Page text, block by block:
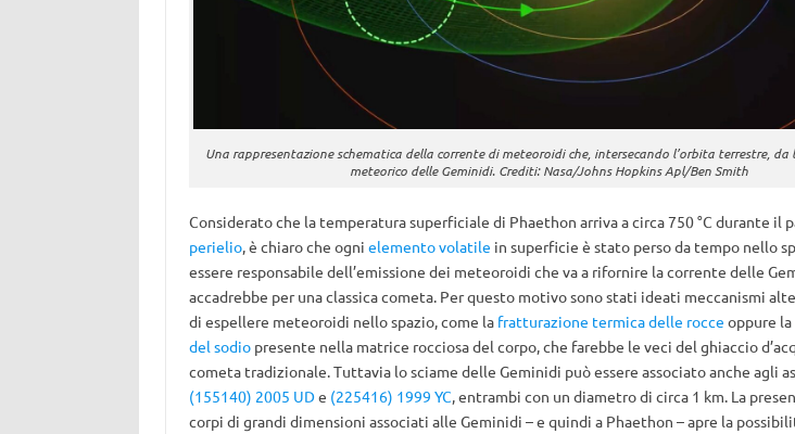
Una rappresentazione schematica della corrente di meteoroidi che, intersecando l’orbita terrestre, da
meteorico delle Geminidi. Crediti: Nasa/Johns Hopkins Apl/Ben Smith
Considerato che la temperatura superficiale di Phaethon arriva a circa 750 °C durante il
perielio, è chiaro che ogni elemento volatile in superficie è stato perso da tempo nello
essere responsabile dell’emissione dei meteoroidi che va a rifornire la corrente delle
accadrebbe per una classica cometa. Per questo motivo sono stati ideati meccanismi
di espellere meteoroidi nello spazio, come la fratturazione termica delle rocce oppure la
del sodiopresente nella matrice rocciosa del corpo, che farebbe le veci del ghiaccio
cometa tradizionale. Tuttavia lo sciame delle Geminidi può essere associato anche agli
(155140) 2005 UDe (225416) 1999 YC , entrambi con un diametro di circa 1 km. La
corpi di grandi dimensioni associati alle Geminidi – e quindi a Phaethon – apre la